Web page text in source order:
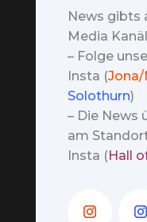
News gibts
Media
– Folge
Insta (Jona/
Solothurn)
– Die News
am
Insta (Hall